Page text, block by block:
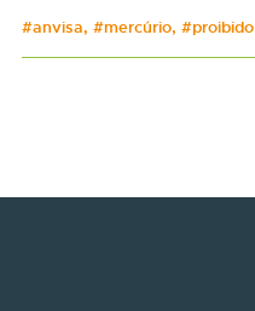
#anvisa, #mercúrio,